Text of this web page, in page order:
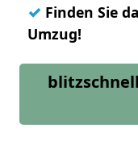
✓ Finden Sie
Umzug!